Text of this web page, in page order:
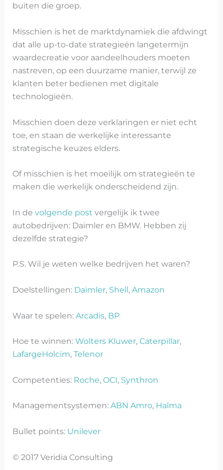
buiten die groep.
Misschien is het de marktdynamiek die afdwingt
dat alle up-to-date strategieën langetermijn
waardecreatie voor aandeelhouders moeten
nastreven, op een duurzame manier, terwijl ze
klanten beter bedienen met digitale
technologieën.
Misschien doen deze verklaringen er niet echt
toe, en staan de werkelijke interessante
strategische keuzes elders.
Of misschien is het moeilijk om strategieën te
maken die werkelijk onderscheidend zijn.
In de volgende post vergelijk ik twee
autobedrijven: Daimler en BMW. Hebben zij
dezelfde strategie?
P.S. Wil je weten welke bedrijven het waren?
Doelstellingen: Daimler, Shell, Amazon
Waar te spelen: Arcadis, BP
Hoe te winnen: Wolters Kluwer, Caterpillar,
LafargeHolcim, Telenor
Competenties: Roche, OCI, Synthron
Managementsystemen: ABN Amro, Halma
Bullet points: Unilever
© 2017 Veridia Consulting